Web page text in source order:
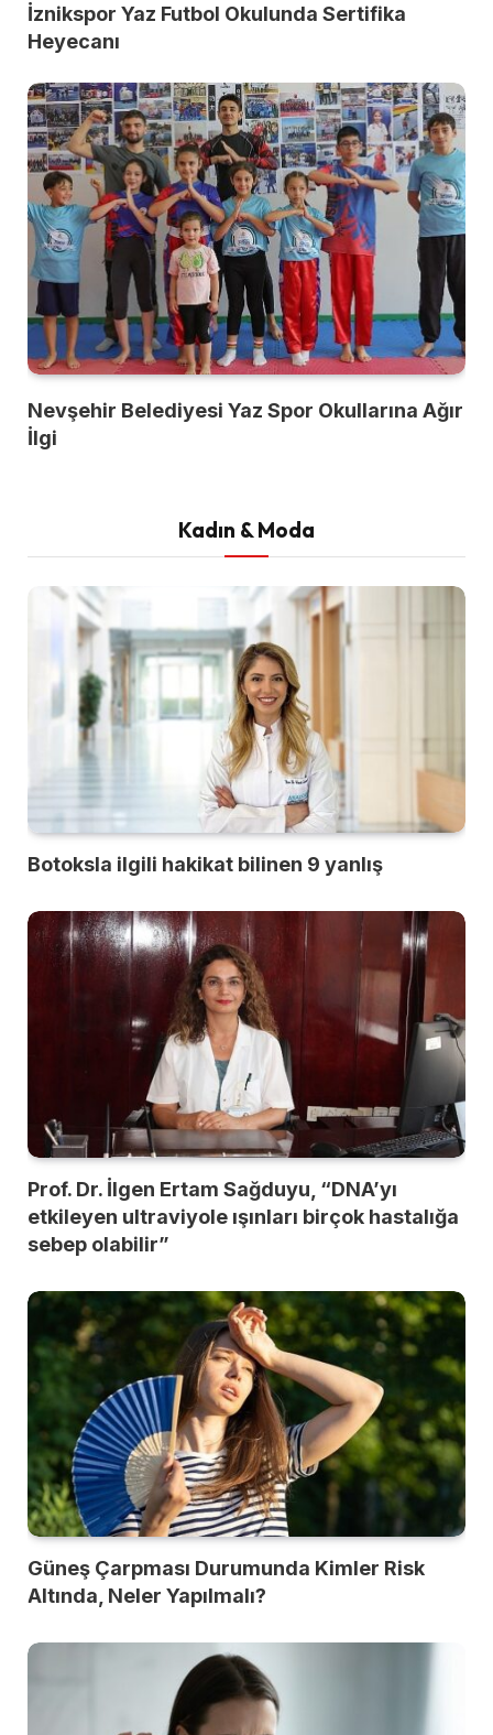
İznikspor Yaz Futbol Okulunda Sertifika
Heyecanı
Nevşehir Belediyesi Yaz Spor Okullarına Ağır
İlgi
Kadın & Moda
Botoksla ilgili hakikat bilinen 9 yanlış
Prof. Dr. İlgen Ertam Sağduyu, “DNA’yı
etkileyen ultraviyole ışınları birçok hastalığa
sebep olabilir”
Güneş Çarpması Durumunda Kimler Risk
Altında, Neler Yapılmalı?